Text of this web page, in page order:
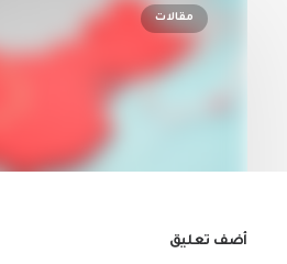
مقالات
أضف تعليق